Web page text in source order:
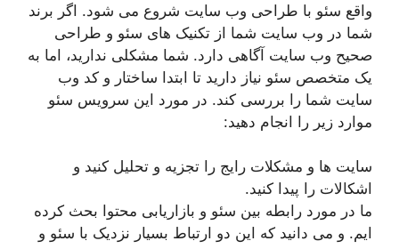
واقع سئو با طراحی وب سایت شروع می شود. اگر برند
شما در وب سایت شما از تکنیک های سئو و طراحی
صحیح وب سایت آگاهی دارد. شما مشکلی ندارید، اما به
یک متخصص سئو نیاز دارید تا ابتدا ساختار و کد وب
سایت شما را بررسی کند. در مورد این سرویس سئو
موارد زیر را انجام دهید:
سایت ها و مشکلات رایج را تجزیه و تحلیل کنید و
اشکالات را پیدا کنید.
ما در مورد رابطه بین سئو و بازاریابی محتوا بحث کرده
ایم. و می دانید که این دو ارتباط بسیار نزدیک با سئو و